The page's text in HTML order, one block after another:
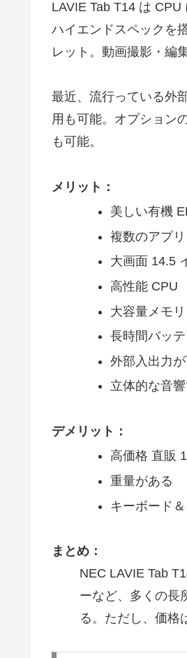
LAVIE Tab T14 は
ハイエンドスペックを
レット。動画撮影・編
最近、流行っている外
用も可能。オプション
も可能。
メリット：
美しい有機
複数のアプ
大画面 14.5
高性能 CPU
大容量メモリ
長時間バッ
外部入出力
立体的な音
デメリット：
高価格 直販
重量がある
キーボード
まとめ：
NEC LAVIE Tab
ーなど、多くの長
る。ただし、価格